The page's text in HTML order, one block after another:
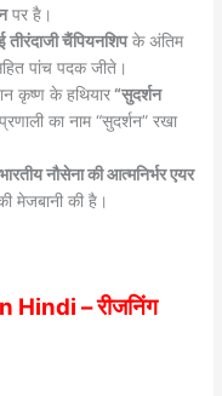
पर है।
तीरंदाजी चैंपियनशिपके अंतिम
पांच पदक जीते।
कृष्ण के हथियार“सुदर्शन
का नाम “सुदर्शन” रखा
नौसेना की आत्मनिर्भर एयर
मेजबानी की है।
– रीजनिंग